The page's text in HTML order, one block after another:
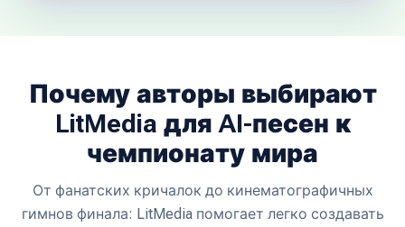
Почему авторы выбирают
LitMedia для AI-песен к
чемпионату мира
От фанатских кричалок до кинематографичных
гимнов финала: LitMedia помогает легко создавать